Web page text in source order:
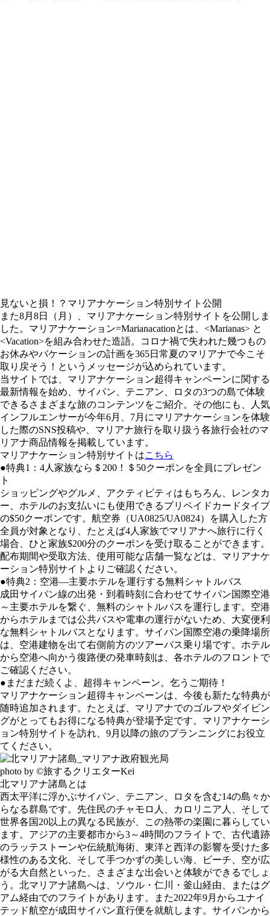
見ないと損！？マリアナケーション特別サイト公開
また8月8日（月）、マリアナケーション特別サイトを公開しま
した。マリアナケーション=Marianacationとは、<Marianas> と
<Vacation>を組み合わせた造語。コロナ禍で失われた幾つもの
お休みやバケーションの計画を365日常夏のマリアナで今こそ
取り戻そう！というメッセージが込められています。
当サイトでは、マリアナケーション超得キャンペーンに関する
最新情報を始め、サイパン、テニアン、ロタの3つの島で体験
できるさまざまな旅のコンテンツをご紹介。その他にも、人気
インフルエンサーが今年6月、7月にマリアナケーションを体験
した際のSNS投稿や、マリアナ旅行を取り扱う各旅行会社のマ
リアナ商品情報を掲載しています。
マリアナケーション特別サイトはこちら
●特典1：4人家族なら＄200！＄50クーポンを全員にプレゼン
ト
ショッピングやグルメ、アクティビティはもちろん、レンタカ
ー、ホテルのお支払いにも使用できるプリペイドカードタイプ
の$50クーポンです。航空券（UA0825/UA0824）を購入した方
全員が対象となり、たとえば4人家族でマリアナへ旅行に行く
場合、ひと家族$200分のクーポンを受け取ることができます。
配布期間や受取方法、使用可能な店舗一覧などは、マリアナケ
ーション特別サイトよりご確認ください。
●特典2：空港―主要ホテルを運行する無料シャトルバス
成田サイパン線の出発・到着時刻に合わせてサイパン国際空港
～主要ホテルを繋ぐ、無料のシャトルバスを運行します。空港
からホテルまでは公共バスや電車の運行がないため、大変便利
な無料シャトルバスとなります。サイパン国際空港の乗降場所
は、空港建物を出て右側前方のツアーバス乗り場です。ホテル
から空港へ向かう復路便の発車時刻は、各ホテルのフロントで
ご確認ください。
●まだまだ続くよ、超得キャンペーン。乞うご期待！
マリアナケーション超得キャンペーンは、今後も新たな特典が
随時追加されます。たとえば、マリアナでのゴルフやダイビン
グがとってもお得になる特典が登場予定です。マリアナケーシ
ョン特別サイトを訪れ、9月以降の旅のプランニングにお役立
てください。
photo by ©旅するクリエターKei
北マリアナ諸島とは
西太平洋に浮かぶサイパン、テニアン、ロタを含む14の島々か
らなる群島です。先住民のチャモロ人、カロリニア人、そして
世界各国20以上の異なる民族が、この熱帯の楽園に暮らしてい
ます。アジアの主要都市から3～4時間のフライトで、古代遺跡
のラッテストーンや伝統航海術、東洋と西洋の影響を受けた多
様性のある文化、そして手つかずの美しい海、ビーチ、空が広
がる大自然といった、さまざまな出会いと体験ができるでしょ
う。北マリアナ諸島へは、ソウル・仁川・釜山経由、またはグ
アム経由でのフライトがあります。また2022年9月からユナイ
テッド航空が成田サイパン直行便を就航します。サイパンから